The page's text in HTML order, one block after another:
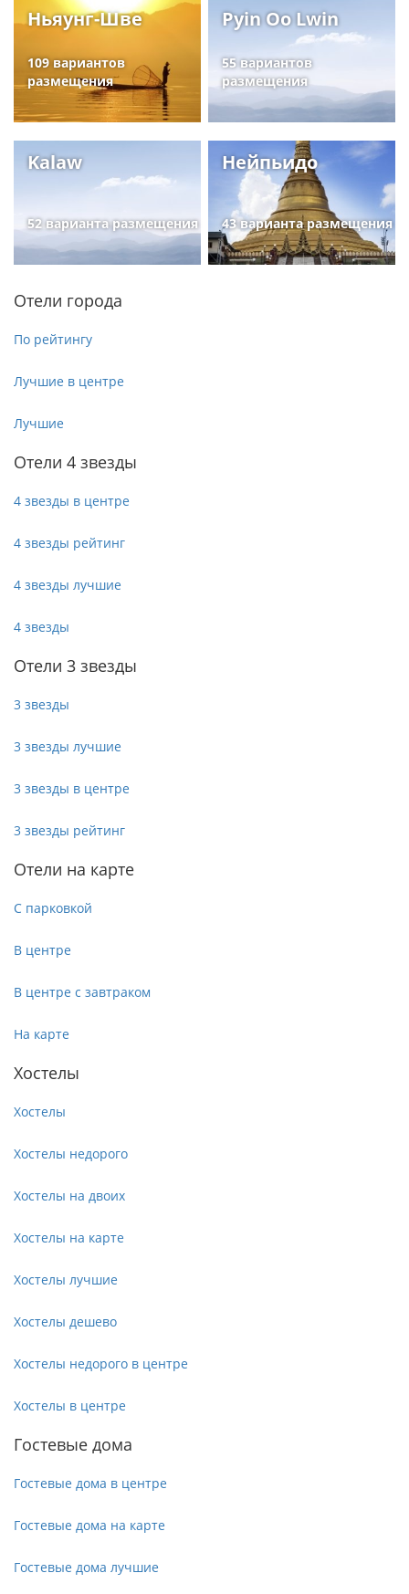
Ньяунг-Шве
109 вариантов
размещения
Pyin Oo Lwin
55 вариантов
размещения
Kalaw
52 варианта размещения
Нейпьидо
43 варианта размещения
Отели города
По рейтингу
Лучшие в центре
Лучшие
Отели 4 звезды
4 звезды в центре
4 звезды рейтинг
4 звезды лучшие
4 звезды
Отели 3 звезды
3 звезды
3 звезды лучшие
3 звезды в центре
3 звезды рейтинг
Отели на карте
С парковкой
В центре
В центре с завтраком
На карте
Хостелы
Хостелы
Хостелы недорого
Хостелы на двоих
Хостелы на карте
Хостелы лучшие
Хостелы дешево
Хостелы недорого в центре
Хостелы в центре
Гостевые дома
Гостевые дома в центре
Гостевые дома на карте
Гостевые дома лучшие